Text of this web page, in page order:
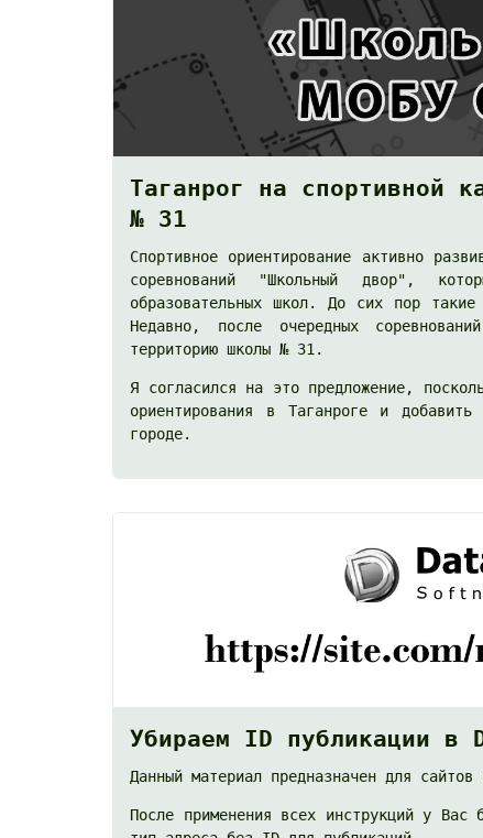
Таганрог на спортивной
№ 31
Спортивное ориентирование активно
соревнований "Школьный двор",
образовательных школ. До сих пор
Недавно, после очередных
территорию школы № 31.
Я согласился на это предложение,
ориентирования в Таганроге и
городе.
Убираем ID публикации в
Данный материал предназначен для
После применения всех инструкций у Вас